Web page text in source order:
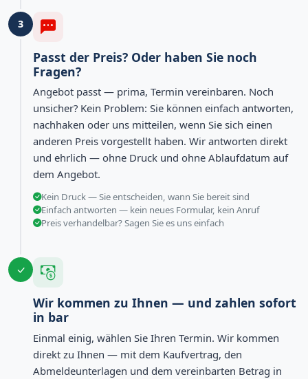
3
Passt der Preis? Oder haben Sie noch
Fragen?
Angebot passt — prima, Termin vereinbaren. Noch
unsicher? Kein Problem: Sie können einfach antworten,
nachhaken oder uns mitteilen, wenn Sie sich einen
anderen Preis vorgestellt haben. Wir antworten direkt
und ehrlich — ohne Druck und ohne Ablaufdatum auf
dem Angebot.
Kein Druck — Sie entscheiden, wann Sie bereit sind
Einfach antworten — kein neues Formular, kein Anruf
Preis verhandelbar? Sagen Sie es uns einfach
Wir kommen zu Ihnen — und zahlen sofort
in bar
Einmal einig, wählen Sie Ihren Termin. Wir kommen
direkt zu Ihnen — mit dem Kaufvertrag, den
Abmeldeunterlagen und dem vereinbarten Betrag in